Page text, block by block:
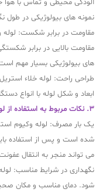
آلودگی محیطی و تماس با
نمونه های بیولوژیکی در طول
مقاومت در برابر شکست:
مقاومت بالایی در برابر
های بیولوژیکی بسیار مهم
طراحی راحت: لوله خلاء
ابعاد و شکل لوله با انواع
3. نکات مربوط به استفاده از لوله وکیوم استریل
یک بار مصرف: لوله وکیوم
شده است و پس از استفاده
می تواند منجر به انتقال
نگهداری در شرایط مناسب:
شود. دمای مناسب و مکان